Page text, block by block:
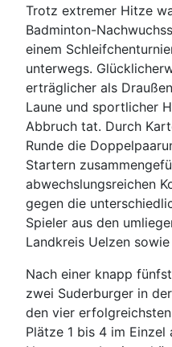
Trotz extremer Hitze
Badminton-
einem
unterwegs.
erträglicher als
Laune und sportlicher
Abbruch tat. Durch
Runde die
Startern
abwechslungsreichen
gegen die
Spieler aus den
Landkreis Uelzen
Nach einer knapp
zwei Suderburger in
den vier
Plätze 1 bis 4 im